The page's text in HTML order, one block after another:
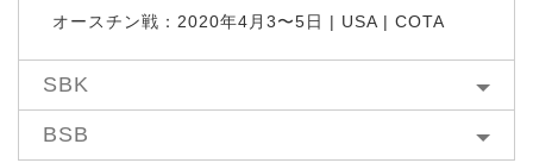
オースチン戦：2020年4月3〜5日 | USA | COTA
SBK
BSB